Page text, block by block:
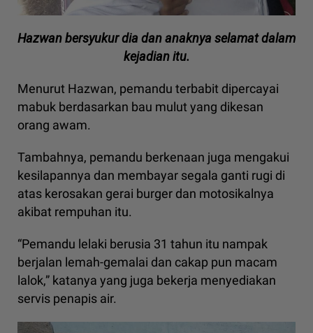
Hazwan bersyukur dia dan anaknya selamat dalam
kejadian itu.
Menurut Hazwan, pemandu terbabit dipercayai
mabuk berdasarkan bau mulut yang dikesan
orang awam.
Tambahnya, pemandu berkenaan juga mengakui
kesilapannya dan membayar segala ganti rugi di
atas kerosakan gerai burger dan motosikalnya
akibat rempuhan itu.
“Pemandu lelaki berusia 31 tahun itu nampak
berjalan lemah-gemalai dan cakap pun macam
lalok,” katanya yang juga bekerja menyediakan
servis penapis air.